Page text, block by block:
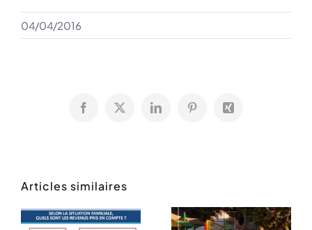
04/04/2016
Facebook
X LinkedInPinterestXing
Articles similaires